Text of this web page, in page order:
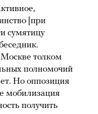
[при
сумятицу
толком
полномочий
Но оппозиция
мобилизация
получить